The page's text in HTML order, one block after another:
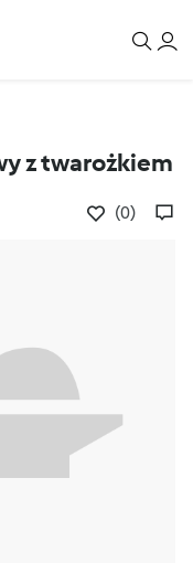
z twarożkiem
(0)